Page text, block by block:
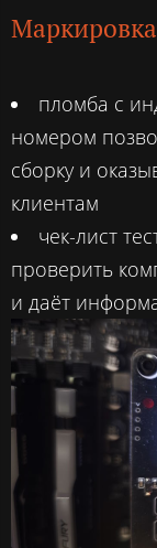
пломба с
номером
сборку и
клиентам
чек-лист
проверить
и даёт